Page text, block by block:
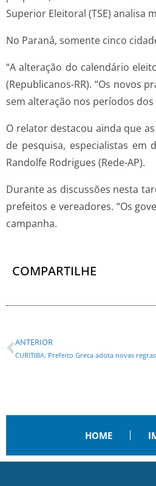
Superior Eleitoral (TSE) analisa
No Paraná, somente cinco
“A alteração do calendário
(Republicanos-RR). “Os novos
sem alteração nos períodos
O relator destacou ainda que
de pesquisa, especialistas
Randolfe Rodrigues (Rede-AP).
Durante as discussões nesta
prefeitos e vereadores. “Os
campanha.
COMPARTILHE
ANTERIOR
CURITIBA: Prefeito Greca adota novas
HOME